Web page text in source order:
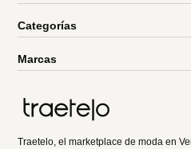
Categorías
Marcas
Traetelo, el marketplace de moda en